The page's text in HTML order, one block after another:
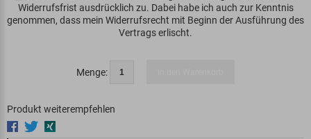
Widerrufsfrist ausdrücklich zu. Dabei habe ich auch zur Kenntnis
genommen, dass mein Widerrufsrecht mit Beginn der Ausführung des
Vertrags erlischt.
Menge:
Produkt weiterempfehlen